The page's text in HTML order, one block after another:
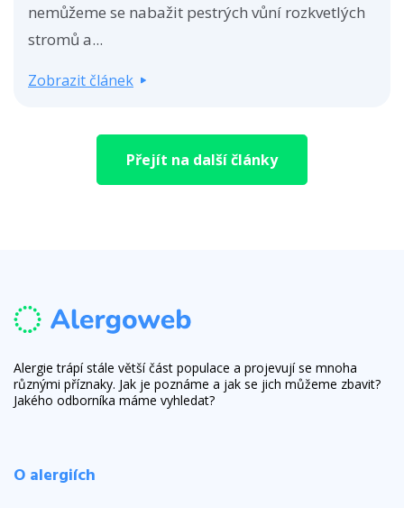
nemůžeme se nabažit pestrých vůní rozkvetlých
stromů a...
Zobrazit článek
Přejít na další články
Alergie trápí stále větší část populace a projevují se mnoha
různými příznaky. Jak je poznáme a jak se jich můžeme zbavit?
Jakého odborníka máme vyhledat?
O alergiích